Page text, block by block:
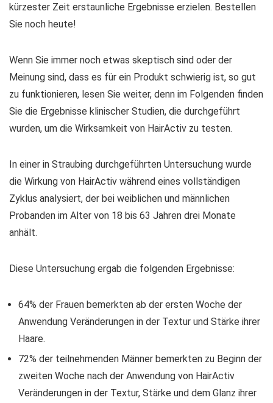
kürzester Zeit erstaunliche Ergebnisse erzielen. Bestellen
Sie noch heute!
Wenn Sie immer noch etwas skeptisch sind oder der
Meinung sind, dass es für ein Produkt schwierig ist, so gut
zu funktionieren, lesen Sie weiter, denn im Folgenden finden
Sie die Ergebnisse klinischer Studien, die durchgeführt
wurden, um die Wirksamkeit von HairActiv zu testen.
In einer in Straubing durchgeführten Untersuchung wurde
die Wirkung von HairActiv während eines vollständigen
Zyklus analysiert, der bei weiblichen und männlichen
Probanden im Alter von 18 bis 63 Jahren drei Monate
anhält.
Diese Untersuchung ergab die folgenden Ergebnisse:
64% der Frauen bemerkten ab der ersten Woche der
Anwendung Veränderungen in der Textur und Stärke ihrer
Haare.
72% der teilnehmenden Männer bemerkten zu Beginn der
zweiten Woche nach der Anwendung von HairActiv
Veränderungen in der Textur, Stärke und dem Glanz ihrer